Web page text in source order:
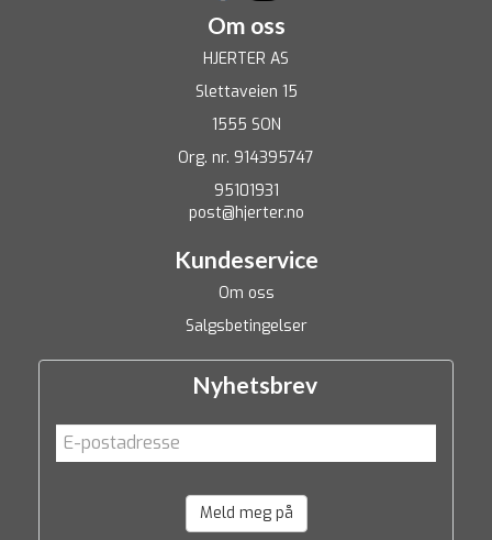
Om oss
HJERTER AS
Slettaveien 15
1555 SON
Org. nr. 914395747
95101931
post@hjerter.no
Kundeservice
Om oss
Salgsbetingelser
Nyhetsbrev
Meld meg på